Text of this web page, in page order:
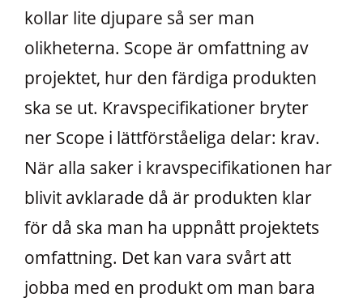
kollar lite djupare så ser man
olikheterna. Scope är omfattning av
projektet, hur den färdiga produkten
ska se ut. Kravspecifikationer bryter
ner Scope i lättförståeliga delar: krav.
När alla saker i kravspecifikationen har
blivit avklarade då är produkten klar
för då ska man ha uppnått projektets
omfattning. Det kan vara svårt att
jobba med en produkt om man bara